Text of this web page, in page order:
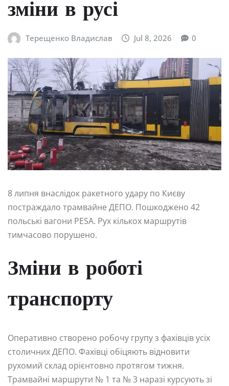
зміни в русі
Терещенко Владислав Jul 8, 2026 0
8 липня внаслідок ракетного удару по Києву
постраждало трамвайне ДЕПО. Пошкоджено 42
польські вагони PESA. Рух кількох маршрутів
тимчасово порушено.
Зміни в роботі
транспорту
Оперативно створено робочу групу з фахівців усіх
столичних ДЕПО. Фахівці обіцяють відновити
рухомий склад орієнтовно протягом тижня.
Трамвайні маршрути № 1 та № 3 наразі курсують зі